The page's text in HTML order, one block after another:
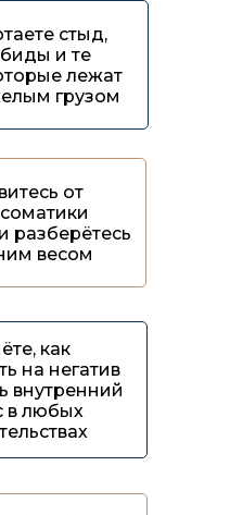
как
на негатив
внутренний
в любых
стыд,
и те
лежат
грузом
от
разберётесь
весом